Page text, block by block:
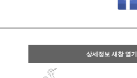
상세정보 새창 열기